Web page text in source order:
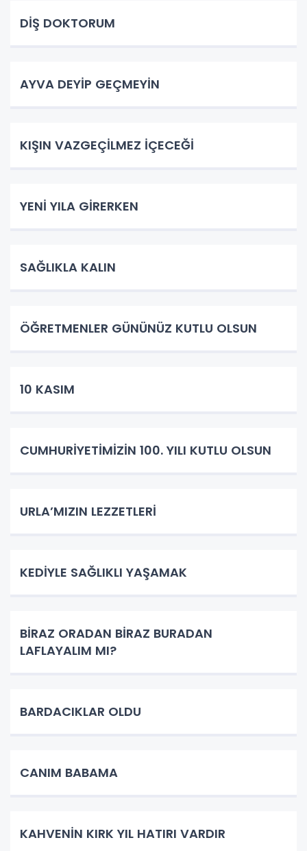
DİŞ DOKTORUM
AYVA DEYİP GEÇMEYİN
KIŞIN VAZGEÇİLMEZ İÇECEĞİ
YENİ YILA GİRERKEN
SAĞLIKLA KALIN
ÖĞRETMENLER GÜNÜNÜZ KUTLU OLSUN
10 KASIM
CUMHURİYETİMİZİN 100. YILI KUTLU OLSUN
URLA’MIZIN LEZZETLERİ
KEDİYLE SAĞLIKLI YAŞAMAK
BİRAZ ORADAN BİRAZ BURADAN
LAFLAYALIM MI?
BARDACIKLAR OLDU
CANIM BABAMA
KAHVENİN KIRK YIL HATIRI VARDIR